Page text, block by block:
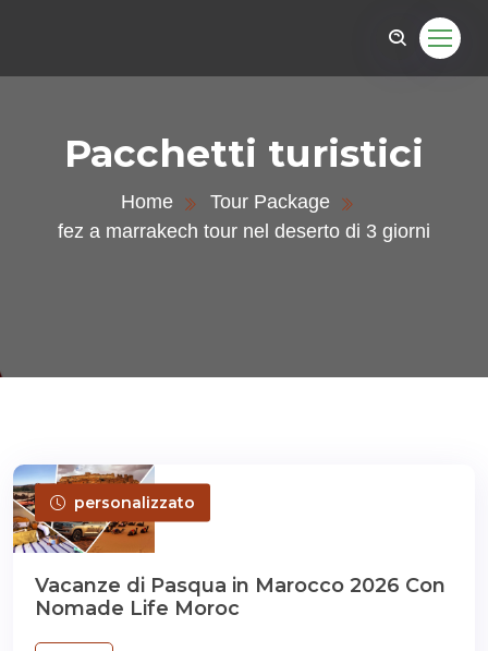
Pacchetti turistici
Home
Tour Package
fez a marrakech tour nel deserto di 3 giorni
personalizzato
Vacanze di Pasqua in Marocco 2026 Con
Nomade Life Moroc